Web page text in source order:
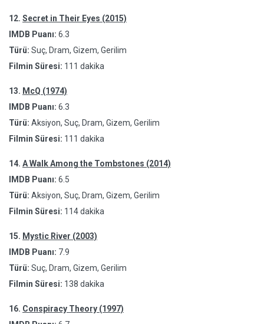
12. Secret in Their Eyes (2015)
IMDB Puanı: 6.3
Türü: Suç, Dram, Gizem, Gerilim
Filmin Süresi: 111 dakika
13. McQ (1974)
IMDB Puanı: 6.3
Türü: Aksiyon, Suç, Dram, Gizem, Gerilim
Filmin Süresi: 111 dakika
14. A Walk Among the Tombstones (2014)
IMDB Puanı: 6.5
Türü: Aksiyon, Suç, Dram, Gizem, Gerilim
Filmin Süresi: 114 dakika
15. Mystic River (2003)
IMDB Puanı: 7.9
Türü: Suç, Dram, Gizem, Gerilim
Filmin Süresi: 138 dakika
16. Conspiracy Theory (1997)